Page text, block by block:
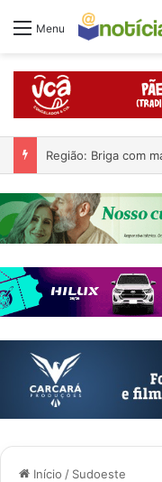
Menu
Região: Briga com
Início / Sudoeste